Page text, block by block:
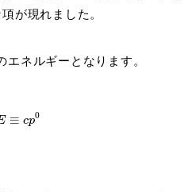
が現れました。
エネルギーとなります。
≡ cp0